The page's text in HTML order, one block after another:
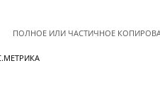
ПОЛНОЕ ИЛИ ЧАСТИЧНОЕ